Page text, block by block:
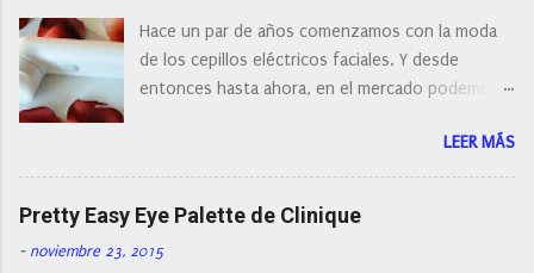
o
m
e
n
t
a
o
Hace un par de años comenzamos con la moda
de los cepillos eléctricos faciales. Y desde
entonces hasta ahora, en el mercado podemos
con diferentes características, a pilas, a batería,
cepillos de rotación o de oscilación... y
naturalmente de todos los precios. Existe en la
actualidad tal variedad, que antes de hacer la
compra debemos de hacernos unas preguntas:
LEER MÁS
Pretty Easy Eye Palette de Clinique
- noviembre 23, 2015